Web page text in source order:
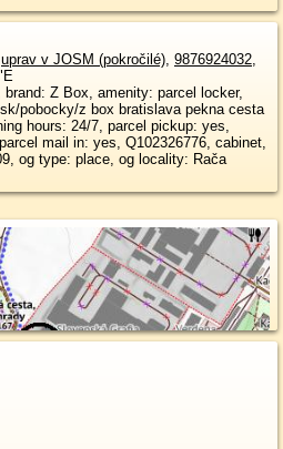
uprav v JOSM (pokročilé), 9876924032,
brand: Z Box, amenity: parcel locker,
pobocky/z box bratislava pekna cesta
hours: 24/7, parcel pickup: yes,
mail in: yes, Q102326776, cabinet,
og type: place, og locality: Rača